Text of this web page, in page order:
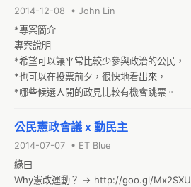
2014-12-08 • John Lin
*專案簡介
專案說明
*希望可以讓平常比較少參與政治的公民，
*也可以在投票前夕，很快地看出來，
*哪些候選人開的政見比較有機會跳票。
公民憲政會議 x 動民主
2014-07-07 • ET Blue
緣由
Why憲改運動？ → http://goo.gl/Mx2SXU